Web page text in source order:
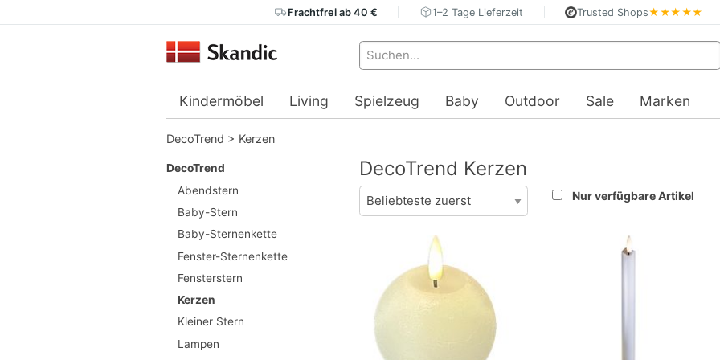
Frachtfrei ab 40 € 1–2 Tage Lieferzeit Trusted Shops★★★★★
Kindermöbel Living Spielzeug Baby Outdoor Sale Marken
DecoTrend > Kerzen
DecoTrend
Abendstern
Baby-Stern
Baby-Sternenkette
Fenster-Sternenkette
Fensterstern
Kerzen
Kleiner Stern
Lampen
DecoTrend Kerzen
Nur verfügbare Artikel